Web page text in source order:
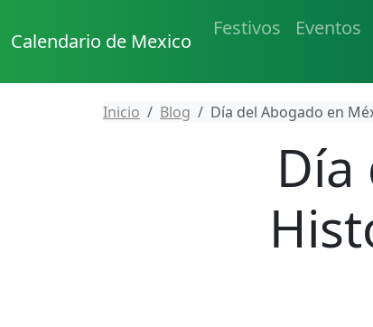
Calendario de Mexico
Festivos Eventos
Inicio Blog Día del Abogado en